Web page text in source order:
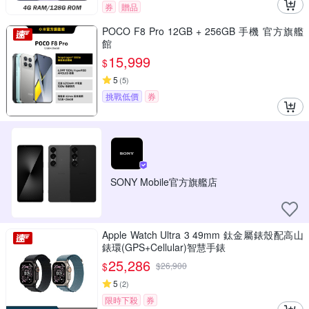
券 贈品
POCO F8 Pro 12GB + 256GB 手機 官方旗艦
館
$15,999
5 (5)
挑戰低價 券
SONY Mobile官方旗艦店
Apple Watch Ultra 3 49mm 鈦金屬錶殼配高山
錶環(GPS+Cellular)智慧手錶
$25,286 $26,900
5 (2)
限時下殺 券